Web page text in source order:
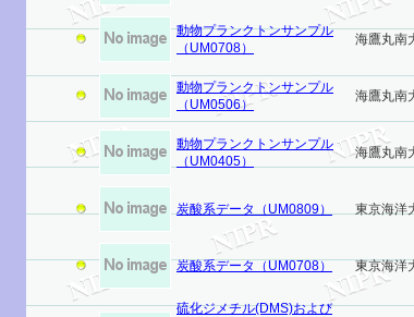
動物プランクトンサンプル
（UM0708）
海鷹丸南
動物プランクトンサンプル
（UM0506）
海鷹丸南
動物プランクトンサンプル
（UM0405）
海鷹丸南
炭酸系データ（UM0809） 東京海洋
炭酸系データ（UM0708） 東京海洋
硫化ジメチル(DMS)および